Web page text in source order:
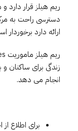
ریم هیلز قرار
دسترسی راحت به
ارائه دارد برخوردار
زندگی برای ساکنان
انجام می دهد.
برای اطلاع